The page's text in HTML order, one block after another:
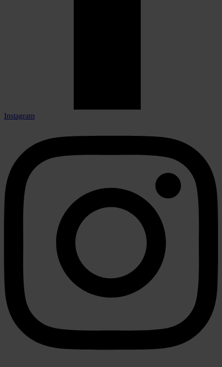
Instagram